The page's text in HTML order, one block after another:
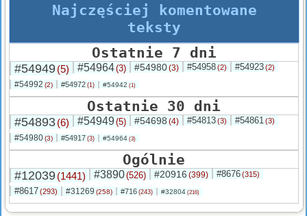
Najczęściej komentowane
teksty
Ostatnie 7 dni
#54949(5) #54964(3) #54980(3) #54958(2) #54923(2)
#54992 (2) #54972 (1) #54942 (1)
Ostatnie 30 dni
#54893(6) #54949(5) #54698 (4) #54813(3) #54861 (3)
#54980(3) #54917 (3) #54964 (3)
Ogólnie
#12039(1441) #3890(526) #20916 (399) #8676(315)
#8617(293) #31269 (258) #716 (243) #32804 (216)